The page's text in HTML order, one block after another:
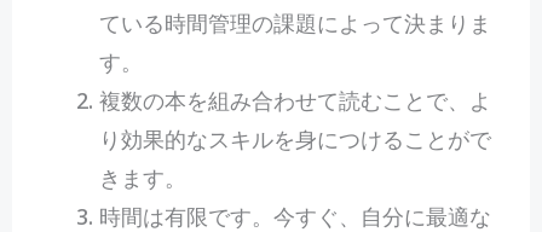
ている時間管理の課題によって決まりま
す。
複数の本を組み合わせて読むことで、よ
り効果的なスキルを身につけることがで
きます。
時間は有限です。今すぐ、自分に最適な